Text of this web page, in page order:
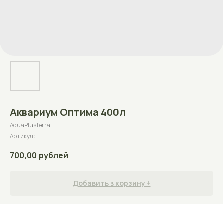
Аквариум Оптима 400л
AquaPlusTerra
Артикул:
700,00 рублей
Добавить в корзину +